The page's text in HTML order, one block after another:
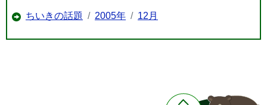
ちいきの話題 2005年 12月